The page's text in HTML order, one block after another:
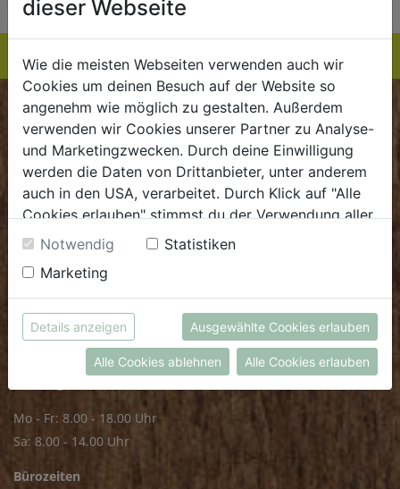
BIOKISTE
Kundenservice
Mo - Do: 8.00 - 16.00 Uhr
Fr: 8.00 - 15.00 Uhr
.dieBiokiste@biohof.at
.+43 7272 2597
FRISCHMARKT
Mo - Fr: 8.00 - 18.00 Uhr
Sa: 8.00 - 14.00 Uhr
Bürozeiten
dieser Webseite
Wie die meisten Webseiten verwenden auch wir
Cookies um deinen Besuch auf der Website so
angenehm wie möglich zu gestalten. Außerdem
verwenden wir Cookies unserer Partner zu Analyse-
und Marketingzwecken. Durch deine Einwilligung
werden die Daten von Drittanbieter, unter anderem
auch in den USA, verarbeitet. Durch Klick auf "Alle
Cookies erlauben" stimmst du der Verwendung aller
Cookies zu. Unter "Details anzeigen" findest du alle
Infos zu den unterschiedlichen Cookies, du kannst
auch entscheiden, welche Cookies du erlauben
möchtest.
Weitere Informationen findest du in unserer
Datenschutzerklärung
bzw. imImpressum
Notwendig
Statistiken
Marketing
Details anzeigen Ausgewählte Cookies erlauben
Alle Cookies ablehnen Alle Cookies erlauben